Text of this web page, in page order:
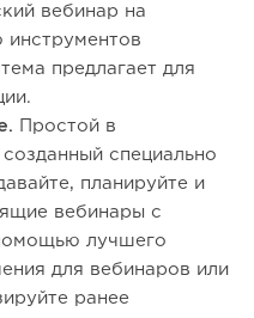
вебинар на
предлагает для
Простой в
специально
планируйте и
вебинары с
лучшего
для вебинаров или
ранее